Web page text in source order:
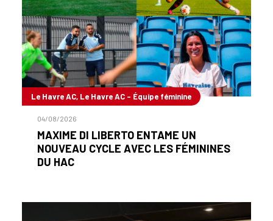
Le Havre AC, Le Havre AC - Équipe féminine
04/08/2026
MAXIME DI LIBERTO ENTAME UN
NOUVEAU CYCLE AVEC LES FÉMININES
DU HAC